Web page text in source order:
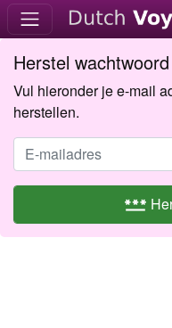
Herstel wachtwoord
Vul hieronder je e-mail
herstellen.
password